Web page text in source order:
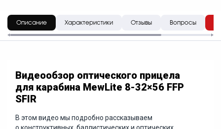
Описание Характеристики Отзывы Вопросы
Видеообзор оптического прицела
для карабина MewLite 8-32×56 FFP
SFIR
В этом видео мы подробно рассказываем